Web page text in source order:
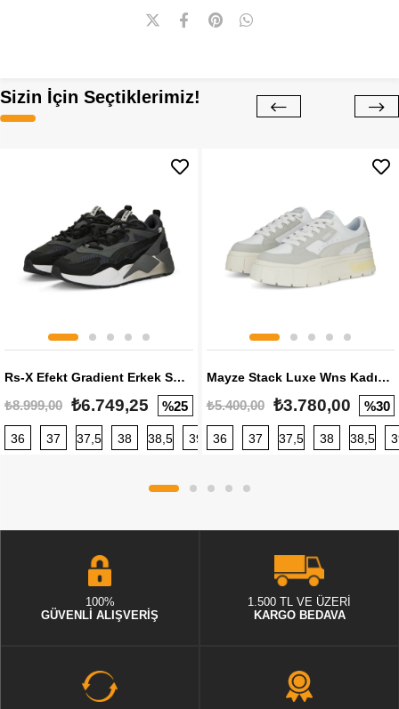
Sizin İçin Seçtiklerimiz!
Rs-X Efekt Gradient Erkek Sneaker
₺8.999,00 ₺6.749,25 %25
36 37 37,5 38 38,5 39 40 40,5 41 42 42,5
Mayze Stack Luxe Wns Kadın Sneaker
₺5.400,00 ₺3.780,00 %30
36 37 37,5 38 38,5
100%
GÜVENLİ ALIŞVERİŞ
1.500 TL VE ÜZERİ
KARGO BEDAVA